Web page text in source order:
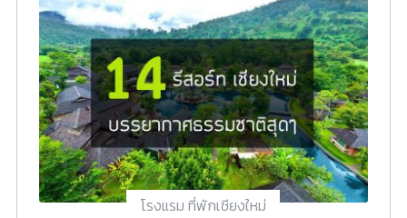
โรงแรม ที่พักเชียงใหม่